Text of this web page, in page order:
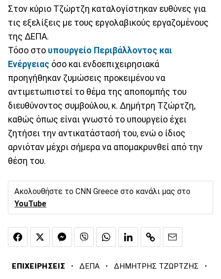
Στον κύριο Τζώρτζη καταλογίστηκαν ευθύνες για
τις εξελίξεις με τους εργολαβικούς εργαζομένους
της ΔΕΠΑ.
Τόσο στο υπουργείο Περιβάλλοντος και
Ενέργειας όσο και ενδοεπιχειρησιακά
προηγήθηκαν ζυμώσεις προκειμένου να
αντιμετωπιστεί το θέμα της αποπομπής του
διευθύνοντος συμβούλου, κ. Δημήτρη Τζώρτζη,
καθώς όπως είναι γνωστό το υπουργείο έχει
ζητήσει την αντικατάστασή του, ενώ ο ίδιος
αρνιόταν μέχρι σήμερα να απομακρυνθεί από την
θέση του.
Ακολουθήστε το CNN Greece στο κανάλι μας στο
YouTube
ΕΠΙΧΕΙΡΗΣΕΙΣ · ΔΕΠΑ · ΔΗΜΗΤΡΗΣ ΤΖΩΡΤΖΗΣ ·